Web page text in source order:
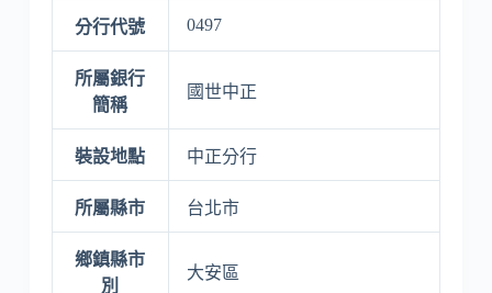
分行代號 0497
所屬銀行
簡稱
國世中正
裝設地點 中正分行
所屬縣市 台北市
鄉鎮縣市
別
大安區